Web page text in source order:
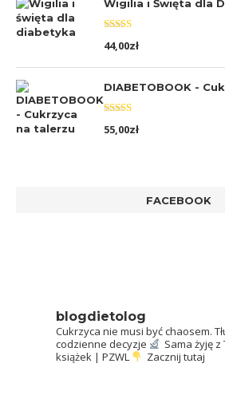
Wigilia i Święta dla
Oceniono
5.00na 5
44,00zł
DIABETOBOOK -
Oceniono
5.00na 5
55,00zł
FACEBOOK
blogdietolog
Cukrzyca nie musi być chaosem.
codzienne decyzje
Sama żyję z
książek | PZWL
Zacznij tutaj